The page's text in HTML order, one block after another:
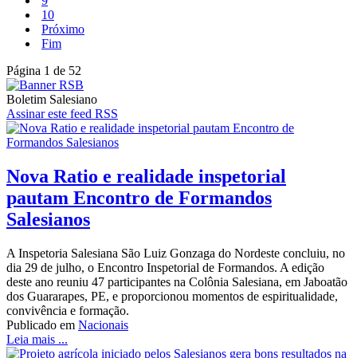
10
Próximo
Fim
Página 1 de 52
Boletim Salesiano
Assinar este feed RSS
Nova Ratio e realidade inspetorial
pautam Encontro de Formandos
Salesianos
A Inspetoria Salesiana São Luiz Gonzaga do Nordeste concluiu, no
dia 29 de julho, o Encontro Inspetorial de Formandos. A edição
deste ano reuniu 47 participantes na Colônia Salesiana, em Jaboatão
dos Guararapes, PE, e proporcionou momentos de espiritualidade,
convivência e formação.
Publicado em Nacionais
Leia mais ...